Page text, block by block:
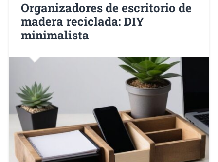
Organizadores de escritorio de
madera reciclada: DIY
minimalista